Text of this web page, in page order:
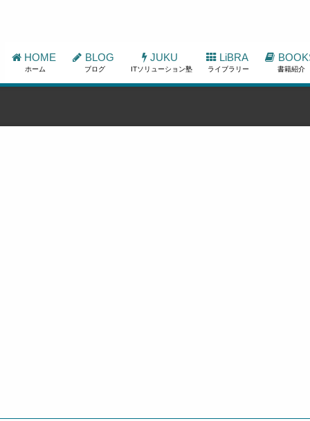
HOME
ホーム
BLOG
ブログ
JUKU
ITソリューション塾
LiBRA
ライブラリー 書籍紹介